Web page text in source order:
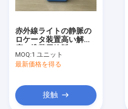
デジタル電子コルポ スコープ
多パラメーター患者モニター
酸素のコンセントレイターの
赤外線ライトの静脈の
ロケータ装置高い解像
インダーの近くの3つの
タイプ
MOQ:1 ユニット
最新価格を得る
接触